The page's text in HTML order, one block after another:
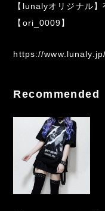
【lunalyオリジナル
【ori_0009】
https://
Recommended